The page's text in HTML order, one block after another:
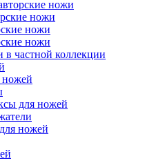
ножи
ножи
ножи
ножи
частной коллекции
ножей
для ножей
ножей